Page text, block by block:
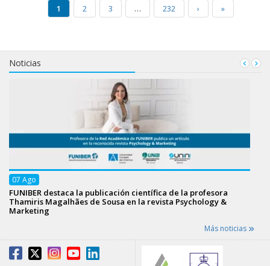
1 2 3 … 232 › »
Noticias
07 Ago
FUNIBER destaca la publicación científica de la profesora
Thamiris Magalhães de Sousa en la revista Psychology &
Marketing
Más noticias